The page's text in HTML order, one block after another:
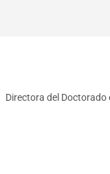
Directora del Doctorado